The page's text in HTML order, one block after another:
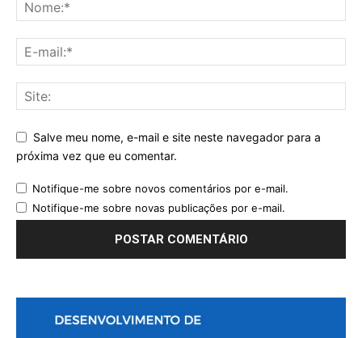
Salve meu nome, e-mail e site neste navegador para a
próxima vez que eu comentar.
Notifique-me sobre novos comentários por e-mail.
Notifique-me sobre novas publicações por e-mail.